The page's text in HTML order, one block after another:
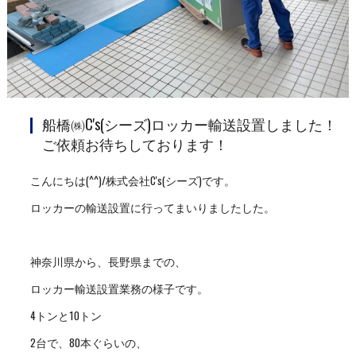
船橋㈱C's(シーズ)ロッカー輸送設置しました！
ご依頼お待ちしております！
こんにちは(^^)/株式会社C's(シーズ)です。
ロッカーの輸送設置に行ってまいりましたした。
神奈川県から、長野県までの、
ロッカー輸送設置業務の様子です。
4トンと10トン
2台で、80本ぐらいの、